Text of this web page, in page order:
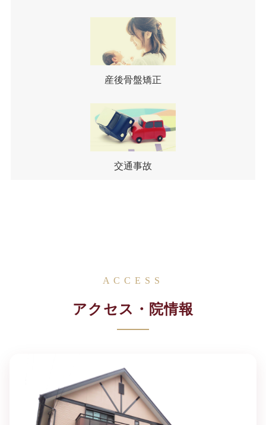
産後骨盤矯正
交通事故
ACCESS
アクセス・院情報